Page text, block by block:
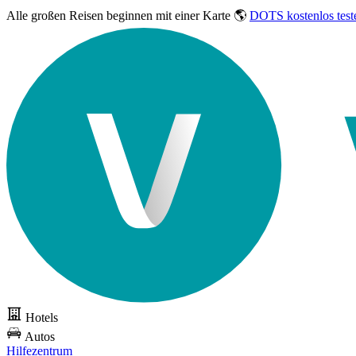
Alle großen Reisen beginnen mit einer Karte 🌎 DOTS kostenlos
Hotels
Autos
Hilfezentrum